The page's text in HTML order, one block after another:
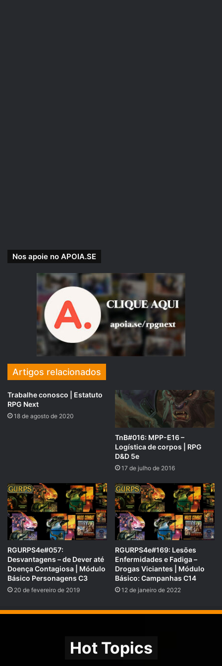
PADRINHOS E MADRINHAS QUE APOIARAM O RPG NEXT –
FEVEREIRO DE 2018:
https://rpgnext.com.br/ doadores
Se você gostou desse Podcast de RPG, então não se
Nosso site éhttps://rpgnext.com.br,
Nossa Campanha do
PADRIM:https://www.padrim.com.br/rpgnext
Facebook
RpgNextPage
Grupo do FacebookRPGNext Group,
Twitter
@RPG_Next
Canal doYouTube,
RPG Next Podcastcom5 estrelas para também ajudar
na divulgação!
Nos apoie no APOIA.SE
Artigos relacionados
Trabalhe conosco | Estatuto
RPG Next
18 de agosto de 2020
TnB#016: MPP-E16 –
Logística de corpos | RPG
D&D 5e
17 de julho de 2016
RGURPS4e#057:
Desvantagens – de Dever até
Doença Contagiosa | Módulo
Básico Personagens C3
20 de fevereiro de 2019
RGURPS4e#169: Lesões
Enfermidades e Fadiga –
Drogas Viciantes | Módulo
Básico: Campanhas C14
12 de janeiro de 2022
Hot Topics